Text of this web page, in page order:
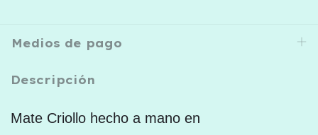
Medios de pago
Descripción
Mate Criollo hecho a mano en